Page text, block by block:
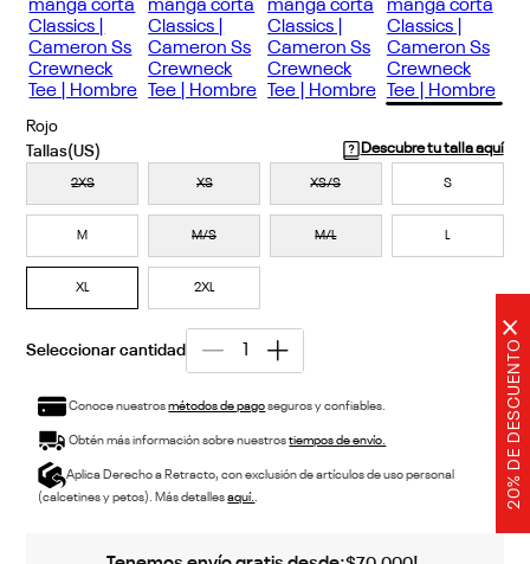
20% DE DESCUENTO
×
Rojo
Descubre tu talla aquí
2XS XS XS/S S
M M/S M/L L
XL 2XL
Conoce nuestrosmétodos de pagoseguros y confiables.
Obtén más información sobre nuestrostiempos de envío.
Aplica Derecho a Retracto, con exclusión de artículos de uso personal
(calcetines y petos). Más detallesaquí..